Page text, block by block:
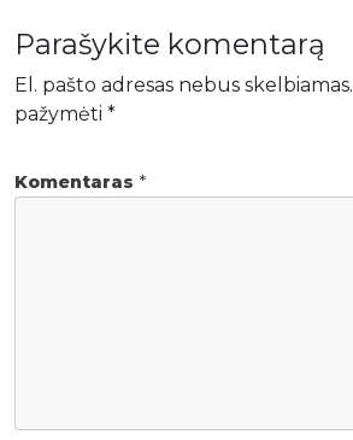
Parašykite komentarą
El. pašto adresas nebus skelbiamas.
pažymėti *
Komentaras *